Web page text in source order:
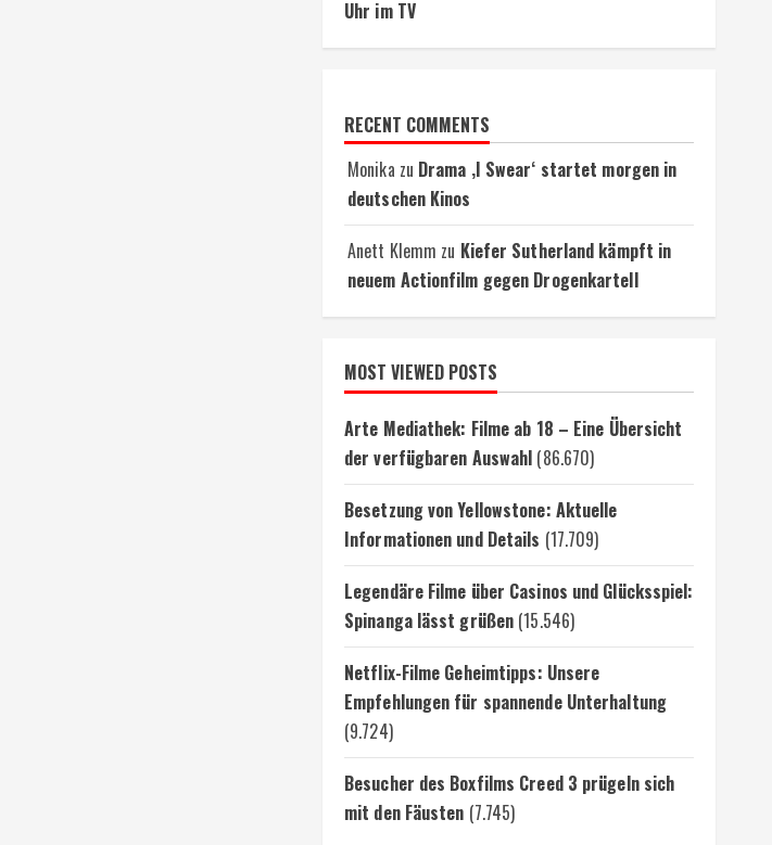
Uhr im TV
RECENT COMMENTS
Monika zu Drama ‚I Swear‘ startet morgen in
deutschen Kinos
Anett Klemm zu Kiefer Sutherland kämpft in
neuem Actionfilm gegen Drogenkartell
MOST VIEWED POSTS
Arte Mediathek: Filme ab 18 – Eine Übersicht
der verfügbaren Auswahl (86.670)
Besetzung von Yellowstone: Aktuelle
Informationen und Details (17.709)
Legendäre Filme über Casinos und Glücksspiel:
Spinanga lässt grüßen (15.546)
Netflix-Filme Geheimtipps: Unsere
Empfehlungen für spannende Unterhaltung
(9.724)
Besucher des Boxfilms Creed 3 prügeln sich
mit den Fäusten (7.745)